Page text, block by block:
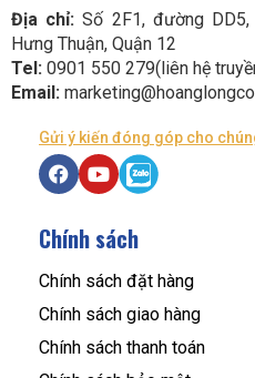
Địa chỉ: Số 2F1, đường
Hưng Thuận, Quận 12
Tel: 0901 550 279(liên hệ
Email:
Gửi ý kiến đóng góp cho
Chính sách
Chính sách đặt hàng
Chính sách giao hàng
Chính sách thanh toán